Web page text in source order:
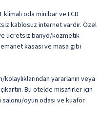
oda minibar ve LCD
kablosuz internet vardır. Özel
ücretsiz banyo/kozmetik
kasası ve masa gibi
yararlanın veya
Bu otelde misafirler için
oyun odası ve kuaför